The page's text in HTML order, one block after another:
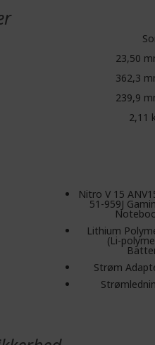
23,50
362,3
239,9
2,11
Nitro V 15
51-959J
Lithium
(Li-
Strøm